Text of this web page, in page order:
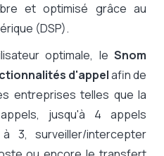
et optimisé grâce au
(DSP).
optimale, le Snom
d'appelafin de
entreprises telles que la
jusqu'à 4 appels
3, surveiller/intercepter